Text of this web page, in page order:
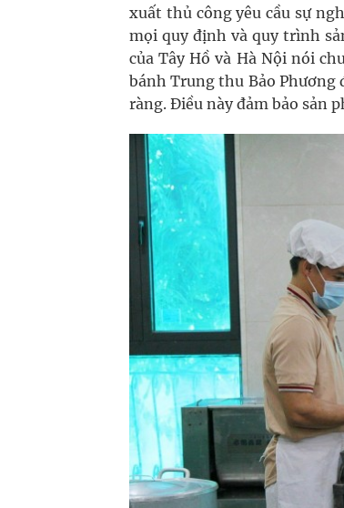
xuất thủ công yêu cầu sự
mọi quy định và quy trình
của Tây Hồ và Hà Nội nói
bánh Trung thu Bảo Phương
ràng. Điều này đảm bảo sản